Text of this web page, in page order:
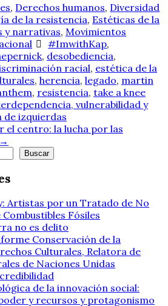
, Derechos humanos, Diversidad
de la resistencia, Estéticas de la
y narrativas, Movimientos
#ImwithKap,
, desobediencia,
racial, estética de la
, herencia, legado, martin
, resistencia, take a knee
vulnerabilidad y
de izquierdas
el centro: la lucha por las
→
Buscar
Artistas por un Tratado de No
Fósiles
no es delito
Conservación de la
Culturales, Relatora de
de Naciones Unidas
de la innovación social:
y recursos y protagonismo